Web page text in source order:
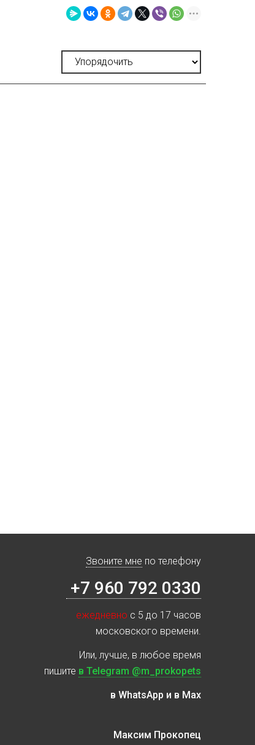
Звоните мне по телефону
+7 960 792 0330
ежедневно с 5 до 17 часов
московского времени.
Или, лучше, в любое время
пишите в Telegram @m_prokopets
в WhatsApp и в Max
Максим Прокопец